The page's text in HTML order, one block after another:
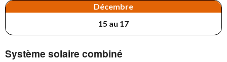
Décembre
15 au 17
Système solaire combiné